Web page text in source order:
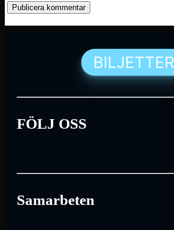
BILJETTER
FÖLJ OSS
Samarbeten